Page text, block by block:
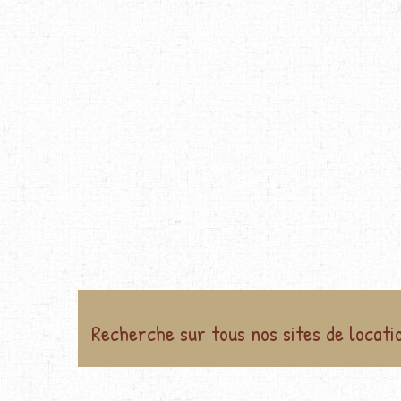
Recherche sur tous nos sites de